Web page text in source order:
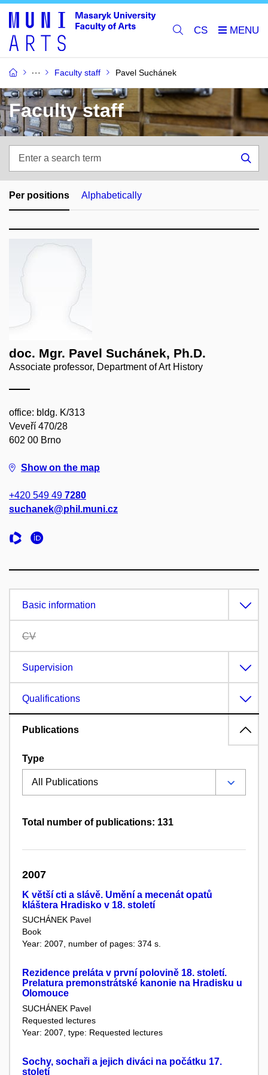
CS
Faculty staff Pavel Suchánek
Faculty staff
search
term
Per positions Alphabetically
doc. Mgr. Pavel Suchánek, Ph.D.
Associate professor, Department of Art History
office: bldg. K/313
Veveří 470/28
602 00 Brno
Show on the map
+420 549 49 7280
suchanek@phil.muni.cz
Basic information
CV
Supervision
Qualifications
Publications
Type
Total number of publications: 131
2007
K větší cti a slávě. Umění a mecenát opatů
kláštera Hradisko v 18. století
SUCHÁNEK Pavel
Book
Year: 2007, number of pages: 374 s.
Rezidence preláta v první polovině 18. století.
Prelatura premonstrátské kanonie na Hradisku u
Olomouce
SUCHÁNEK Pavel
Requested lectures
Year: 2007, type: Requested lectures
Sochy, sochaři a jejich diváci na počátku 17.
století